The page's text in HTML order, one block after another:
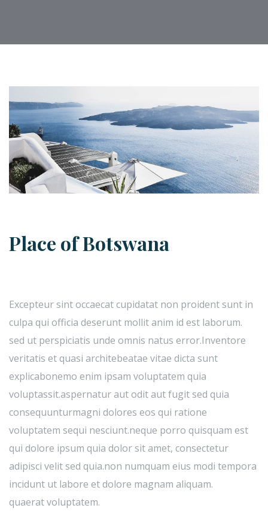
Place of Botswana
Excepteur sint occaecat cupidatat non proident sunt in
culpa qui officia deserunt mollit anim id est laborum.
sed ut perspiciatis unde omnis natus error.Inventore
veritatis et quasi architebeatae vitae dicta sunt
explicabonemo enim ipsam voluptatem quia
voluptassit.aspernatur aut odit aut fugit sed quia
consequunturmagni dolores eos qui ratione
voluptatem sequi nesciunt.neque porro quisquam est
qui dolore ipsum quia dolor sit amet, consectetur
adipisci velit sed quia.non numquam eius modi tempora
incidunt ut labore et dolore magnam aliquam.
quaerat voluptatem.